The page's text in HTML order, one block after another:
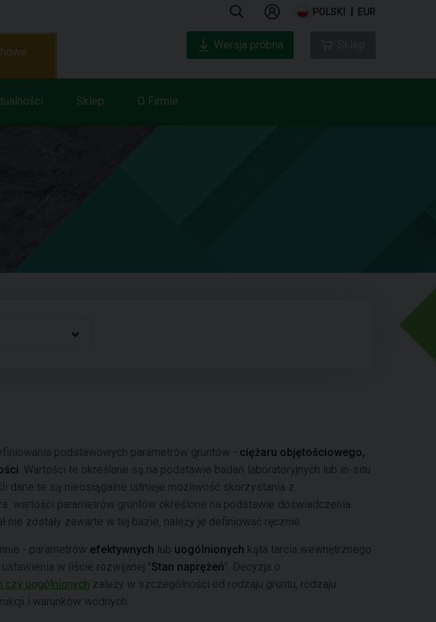
POLSKI EUR
Sklep O Firmie
Wersja próbna
podstawowych parametrów gruntów - ciężaru objętościowego,
. Wartości te określane są na podstawie badań laboratoryjnych lub in-situ
dane te są nieosiągalne istnieje możliwość skorzystania z
wartości parametrów gruntów określone na podstawie doświadczenia
nie zostały zawarte w tej bazie, należy je definiować ręcznie.
- parametrów efektywnych lub uogólnionych kąta tarcia wewnętrznego
w liście rozwijanej "Stan naprężeń". Decyzja o
czy uogólnionych zależy w szczególności od rodzaju gruntu, rodzaju
i warunków wodnych.